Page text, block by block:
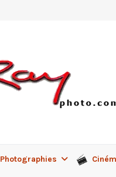
Photographies